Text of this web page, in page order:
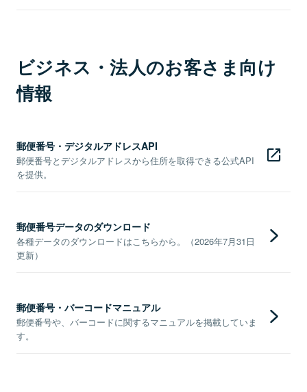
ビジネス・法人のお客さま向け
情報
郵便番号・デジタルアドレスAPI
郵便番号とデジタルアドレスから住所を取得できる公式API
を提供。
郵便番号データのダウンロード
各種データのダウンロードはこちらから。（2026年7月31日
更新）
郵便番号・バーコードマニュアル
郵便番号や、バーコードに関するマニュアルを掲載していま
す。